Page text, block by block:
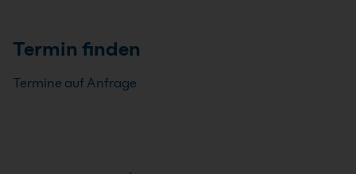
Termin finden
Termine auf Anfrage